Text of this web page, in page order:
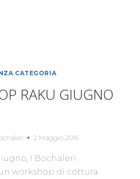
CATEGORIA
RAKU GIUGNO
2 Maggio 2016
I Bochaleri
workshop di cottura